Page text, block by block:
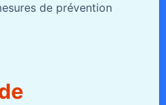
de prévention